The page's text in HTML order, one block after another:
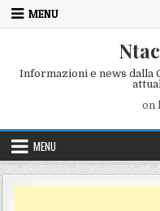
Skip to content
MENU
Informazioni e news dalla
on
MENU